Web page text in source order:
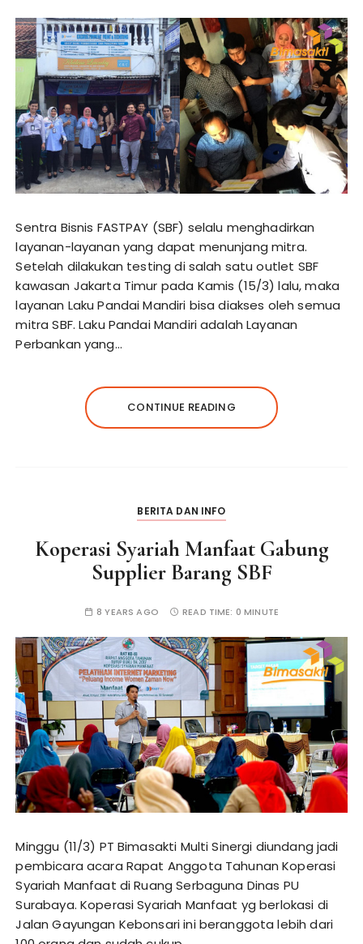
Sentra Bisnis FASTPAY (SBF) selalu menghadirkan
layanan-layanan yang dapat menunjang mitra.
Setelah dilakukan testing di salah satu outlet SBF
kawasan Jakarta Timur pada Kamis (15/3) lalu, maka
layanan Laku Pandai Mandiri bisa diakses oleh semua
mitra SBF. Laku Pandai Mandiri adalah Layanan
Perbankan yang…
CONTINUE READING
BERITA DAN INFO
Koperasi Syariah Manfaat Gabung
Supplier Barang SBF
8 YEARS AGO READ TIME: 0 MINUTE
Minggu (11/3) PT Bimasakti Multi Sinergi diundang jadi
pembicara acara Rapat Anggota Tahunan Koperasi
Syariah Manfaat di Ruang Serbaguna Dinas PU
Surabaya. Koperasi Syariah Manfaat yg berlokasi di
Jalan Gayungan Kebonsari ini beranggota lebih dari